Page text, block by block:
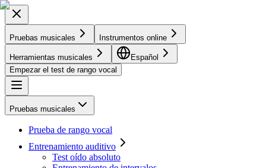
Pruebas musicales Instrumentos online
Herramientas musicales
Español
Empezar el test de rango vocal
Pruebas musicales
Prueba de rango vocal
Entrenamiento auditivo
Test oído absoluto